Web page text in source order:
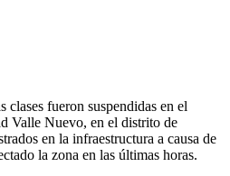
fueron suspendidas en el
Valle Nuevo, en el distrito de
en la infraestructura a causa de
la zona en las últimas horas.